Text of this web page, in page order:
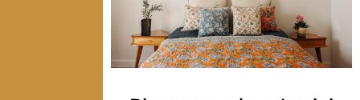
Mode
Services